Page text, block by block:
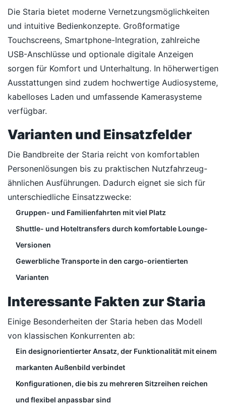
Die Staria bietet moderne Vernetzungsmöglichkeiten
und intuitive Bedienkonzepte. Großformatige
Touchscreens, Smartphone-Integration, zahlreiche
USB-Anschlüsse und optionale digitale Anzeigen
sorgen für Komfort und Unterhaltung. In höherwertigen
Ausstattungen sind zudem hochwertige Audiosysteme,
kabelloses Laden und umfassende Kamerasysteme
verfügbar.
Varianten und Einsatzfelder
Die Bandbreite der Staria reicht von komfortablen
Personenlösungen bis zu praktischen Nutzfahrzeug-
ähnlichen Ausführungen. Dadurch eignet sie sich für
unterschiedliche Einsatzzwecke:
Gruppen- und Familienfahrten mit viel Platz
Shuttle- und Hoteltransfers durch komfortable Lounge-
Versionen
Gewerbliche Transporte in den cargo-orientierten
Varianten
Interessante Fakten zur Staria
Einige Besonderheiten der Staria heben das Modell
von klassischen Konkurrenten ab:
Ein designorientierter Ansatz, der Funktionalität mit einem
markanten Außenbild verbindet
Konfigurationen, die bis zu mehreren Sitzreihen reichen
und flexibel anpassbar sind